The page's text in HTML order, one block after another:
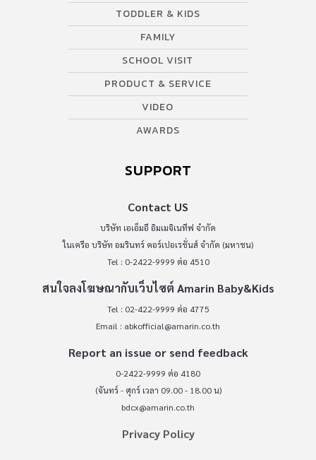
TODDLER & KIDS
FAMILY
SCHOOL VISIT
PRODUCT & SERVICE
VIDEO
AWARDS
SUPPORT
Contact US
บริษัท เอเอ็มอี อิมเมจิเนทีฟ จำกัด
ในเครือ บริษัท อมรินทร์ คอร์เปอเรชั่นส์ จำกัด (มหาชน)
Tel : 0-2422-9999 ต่อ 4510
สนใจลงโฆษณากับเว็บไซต์ Amarin Baby&Kids
Tel : 02-422-9999 ต่อ 4775
Email : abkofficial@amarin.co.th
Report an issue or send feedback
0-2422-9999 ต่อ 4180
(จันทร์ - ศุกร์ เวลา 09.00 - 18.00 น)
bdcx@amarin.co.th
Privacy Policy